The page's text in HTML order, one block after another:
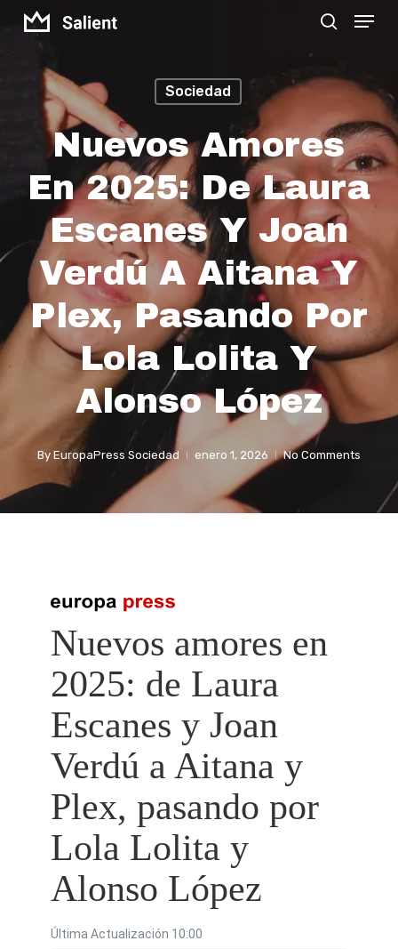
Skip
content
Menu
Sociedad
Nuevos Amores
En 2025: De Laura
Escanes Y Joan
Verdú A Aitana Y
Plex, Pasando Por
Lola Lolita Y
Alonso López
By EuropaPress Sociedad enero 1, 2026 No Comments
Menu